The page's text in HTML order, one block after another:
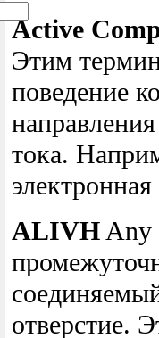
Active
Этим
поведение
тока.
ALIVHAny
отверстие.